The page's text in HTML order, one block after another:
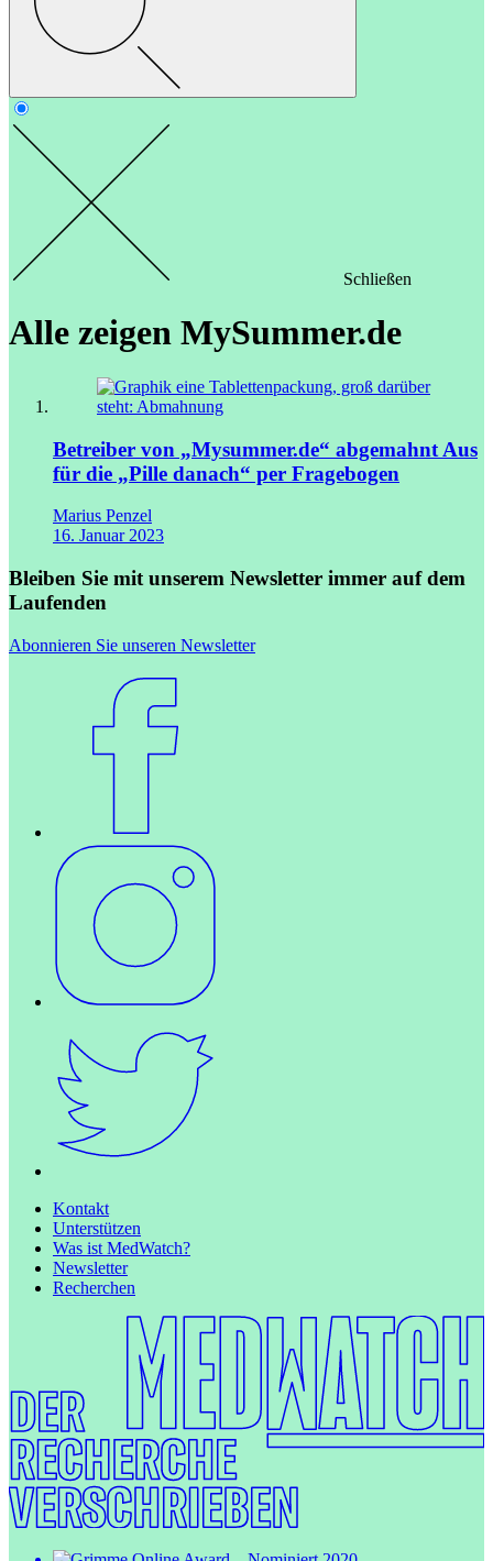
Schließen
Alle zeigen MySummer.de
Betreiber von „Mysummer.de“ abgemahnt Aus
für die „Pille danach“ per Fragebogen
Marius Penzel
16. Januar 2023
Bleiben Sie mit unserem Newsletter immer auf dem
Laufenden
Abonnieren Sie unseren Newsletter
Kontakt
Unterstützen
Was ist MedWatch?
Newsletter
Recherchen